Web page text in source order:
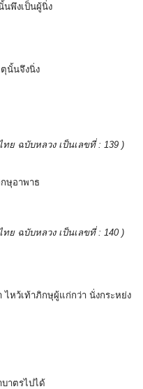
พึงเป็นผู้นิ่ง
นั้นจึงนิ่ง
ย ฉบับหลวง เป็นเลขที่ : 139 )
ษุอาพาธ
ย ฉบับหลวง เป็นเลขที่ : 140 )
หว้เท้าภิกษุผู้แก่กว่า นั่งกระหย่ง
าตรไปได้